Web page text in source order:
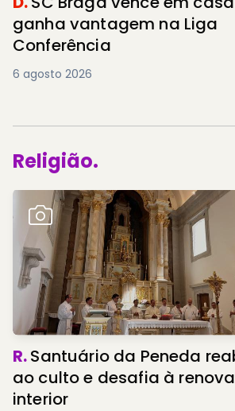
ganha vantagem na Liga
Conferência
6 agosto 2026
Religião.
R.Santuário da Peneda
ao culto e desafia à
interior